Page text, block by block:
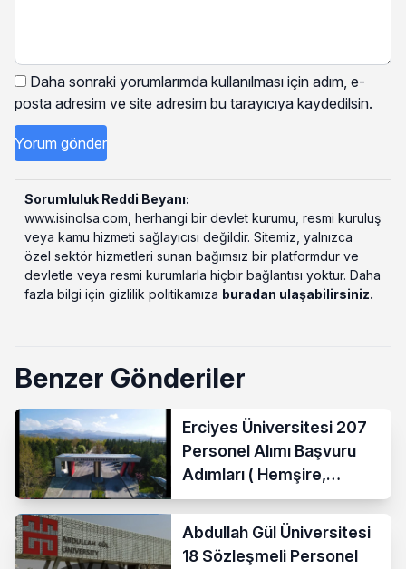
Daha sonraki yorumlarımda kullanılması için adım, e-
posta adresim ve site adresim bu tarayıcıya kaydedilsin.
Sorumluluk Reddi Beyanı:
www.isinolsa.com, herhangi bir devlet kurumu, resmi kuruluş
veya kamu hizmeti sağlayıcısı değildir. Sitemiz, yalnızca
özel sektör hizmetleri sunan bağımsız bir platformdur ve
devletle veya resmi kurumlarla hiçbir bağlantısı yoktur. Daha
fazla bilgi için gizlilik politikamıza buradan ulaşabilirsiniz.
Benzer Gönderiler
Erciyes Üniversitesi 207
Personel Alımı Başvuru
Adımları ( Hemşire,
Temizlik Personeli )
Abdullah Gül Üniversitesi
18 Sözleşmeli Personel